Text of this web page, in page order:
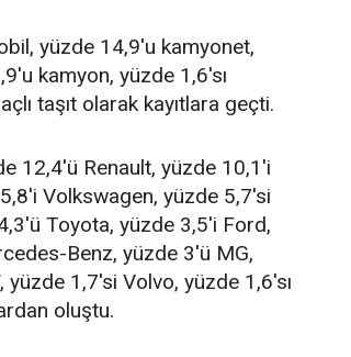
yüzde 14,9'u kamyonet,
kamyon, yüzde 1,6'sı
taşıt olarak kayıtlara geçti.
12,4'ü Renault, yüzde 10,1'i
Volkswagen, yüzde 5,7'si
Toyota, yüzde 3,5'i Ford,
Benz, yüzde 3'ü MG,
1,7'si Volvo, yüzde 1,6'sı
oluştu.